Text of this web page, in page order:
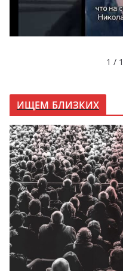
1 /
ИЩЕМ БЛИЗКИХ